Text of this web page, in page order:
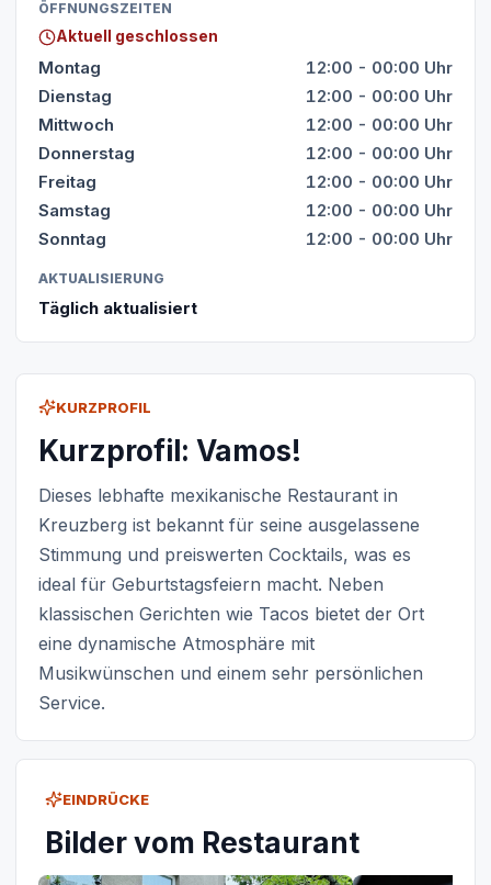
KURZPROFIL
Kurzprofil: Vamos!
Dieses lebhafte mexikanische Restaurant in
Kreuzberg ist bekannt für seine ausgelassene
Stimmung und preiswerten Cocktails, was es
ideal für Geburtstagsfeiern macht. Neben
klassischen Gerichten wie Tacos bietet der Ort
eine dynamische Atmosphäre mit
Musikwünschen und einem sehr persönlichen
Service.
EINDRÜCKE
Bilder vom Restaurant
ÖFFNUNGSZEITEN
Aktuell geschlossen
Montag
12:00 - 00:00 Uhr
Dienstag
12:00 - 00:00 Uhr
Mittwoch
12:00 - 00:00 Uhr
Donnerstag
12:00 - 00:00 Uhr
Freitag
12:00 - 00:00 Uhr
Samstag
12:00 - 00:00 Uhr
Sonntag
12:00 - 00:00 Uhr
AKTUALISIERUNG
Täglich aktualisiert